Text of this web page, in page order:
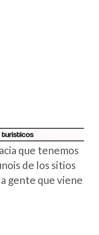
que tenemos
de los sitios
gente que viene